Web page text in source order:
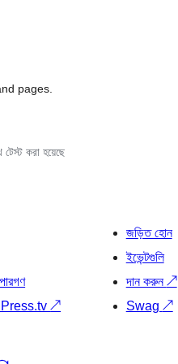
pages.
করা হয়েছে
↗
জড়িত হোন
ইভেন্টগুলি
দান করুন↗
Swag ↗